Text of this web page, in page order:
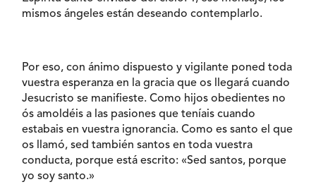
mismos ángeles están deseando contemplarlo.
Por eso, con ánimo dispuesto y vigilante poned toda
vuestra esperanza en la gracia que os llegará cuando
Jesucristo se manifieste. Como hijos obedientes no
ós amoldéis a las pasiones que teníais cuando
estabais en vuestra ignorancia. Como es santo el que
os llamó, sed también santos en toda vuestra
conducta, porque está escrito: «Sed santos, porque
yo soy santo.»